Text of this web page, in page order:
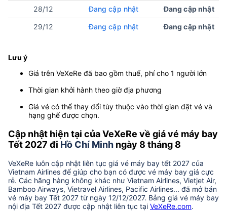
28/12 Đang cập nhật Đang cập nhật
29/12 Đang cập nhật Đang cập nhật
Lưu ý
Giá trên VeXeRe đã bao gồm thuế, phí cho 1 người lớn
Thời gian khởi hành theo giờ địa phương
Giá vé có thể thay đổi tùy thuộc vào thời gian đặt vé và
hạng ghế được chọn.
Cập nhật hiện tại của VeXeRe về giá vé máy bay
Tết 2027 đi Hồ Chí Minh ngày 8 tháng 8
VeXeRe luôn cập nhật liên tục giá vé máy bay tết 2027 của
Vietnam Airlines để giúp cho bạn có được vé máy bay giá cực
rẻ. Các hãng hàng không khác như Vietnam Airlines, Vietjet Air,
Bamboo Airways, Vietravel Airlines, Pacific Airlines... đã mở bán
vé máy bay Tết 2027 từ ngày 12/12/2027. Bảng giá vé máy bay
nội địa Tết 2027 được cập nhật liên tục tại VeXeRe.com.